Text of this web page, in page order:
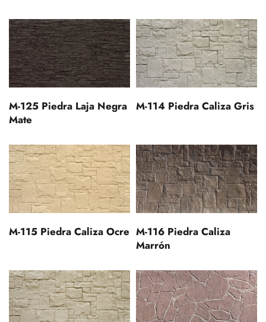
M-125 Piedra Laja Negra
Mate
M-114 Piedra Caliza Gris
M-115 Piedra Caliza Ocre M-116 Piedra Caliza
Marrón